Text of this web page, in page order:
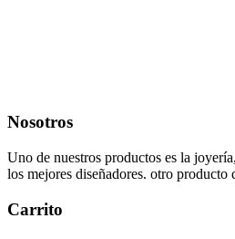
Nosotros
Uno de nuestros productos es la
los mejores diseñadores. otro
Carrito